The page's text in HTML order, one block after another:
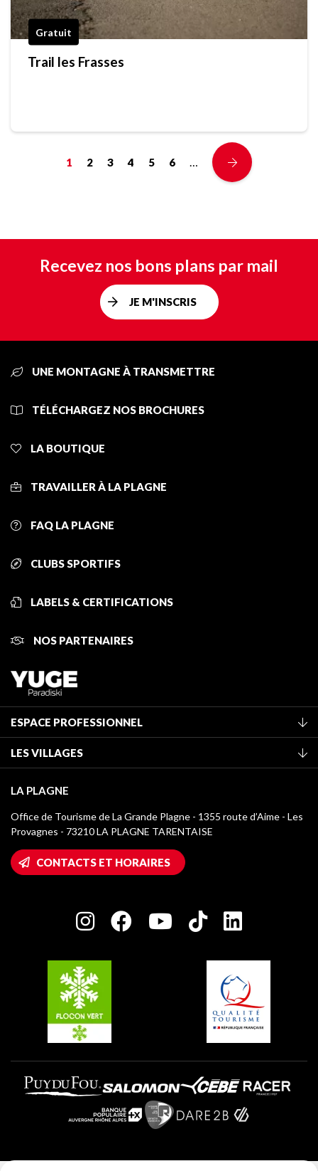
Gratuit
Trail les Frasses
1 2 3 4 5 6 …
Recevez nos bons plans par mail
JE M'INSCRIS
UNE MONTAGNE À TRANSMETTRE
TÉLÉCHARGEZ NOS BROCHURES
LA BOUTIQUE
TRAVAILLER À LA PLAGNE
FAQ LA PLAGNE
CLUBS SPORTIFS
LABELS & CERTIFICATIONS
NOS PARTENAIRES
ESPACE PROFESSIONNEL
Classement des meublés
Taxe de séjour
Médiathèque
Logos La Plagne
Accès Wifi
Maison des Propriétaires
Charte des Acteurs Engagés
LES VILLAGES
Montchavin - Les Coches
Champagny-en-Vanoise
Plagne 1800
Plagne Villages
Plagne Aime 2000
LA PLAGNE
Office de Tourisme de La Grande Plagne - 1355 route d’Aime - Les
Provagnes - 73210 LA PLAGNE TARENTAISE
CONTACTS ET HORAIRES